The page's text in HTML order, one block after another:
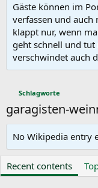
Gäste können im
verfassen und auch
klappt nur, wenn
geht schnell und tut
verschwindet auch
Schlagworte
garagisten-
No Wikipedia entry
Recent contents